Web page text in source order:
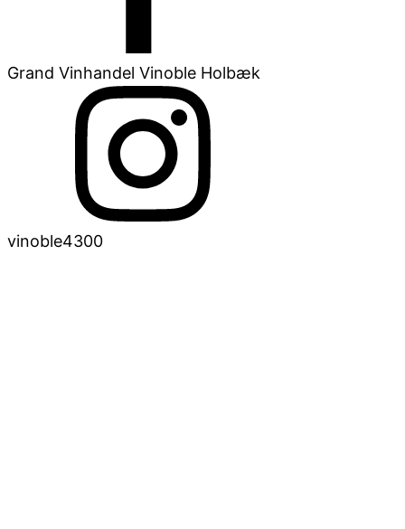
Grand Vinhandel Vinoble Holbæk
vinoble4300